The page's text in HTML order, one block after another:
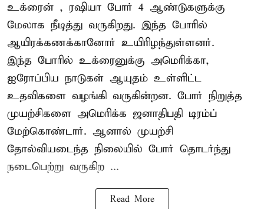
உக்ரைன் , ரஷியா போர் 4 ஆண்டுகளுக்கு
மேலாக நீடித்து வருகிறது. இந்த போரில்
ஆயிரக்கணக்கானோர் உயிரிழந்துள்ளனர்.
இந்த போரில் உக்ரைனுக்கு அமெரிக்கா,
ஐரோப்பிய நாடுகள் ஆயுதம் உள்ளிட்ட
உதவிகளை வழங்கி வருகின்றன. போர் நிறுத்த
முயற்சிகளை அமெரிக்க ஜனாதிபதி டிரம்ப்
மேற்கொண்டார். ஆனால் முயற்சி
தோல்வியடைந்த நிலையில் போர் தொடர்ந்து
நடைபெற்று வருகிற ...
Read More